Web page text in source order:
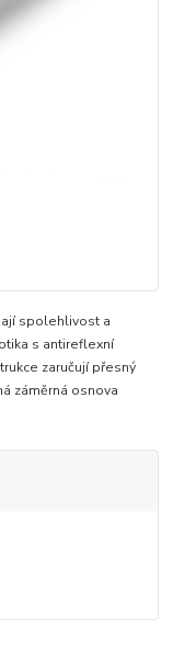
spolehlivost a
s antireflexní
zaručují přesný
záměrná osnova